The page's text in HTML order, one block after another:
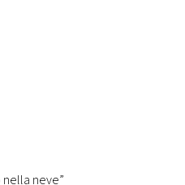
neve”